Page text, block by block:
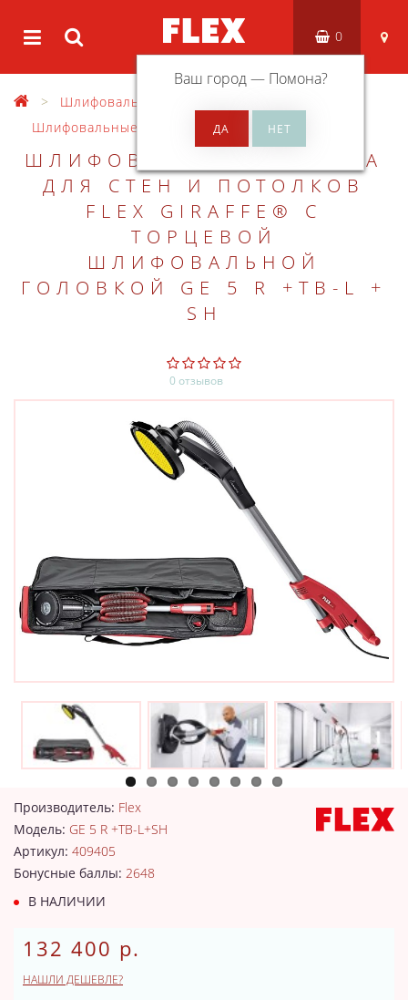
Ваш город — Помона?
0
Шлифовальные машины
Шлифовальные машины для стен и потолков
ШЛИФОВАЛЬНАЯ МАШИНА
ДЛЯ СТЕН И ПОТОЛКОВ
FLEX GIRAFFE® С
ТОРЦЕВОЙ
ШЛИФОВАЛЬНОЙ
ГОЛОВКОЙ GE 5 R +ТB-L +
SH
0 отзывов
Производитель: Flex
Модель: GE 5 R +TB-L+SH
Артикул: 409405
Бонусные баллы: 2648
В НАЛИЧИИ
132 400 р.
НАШЛИ ДЕШЕВЛЕ?